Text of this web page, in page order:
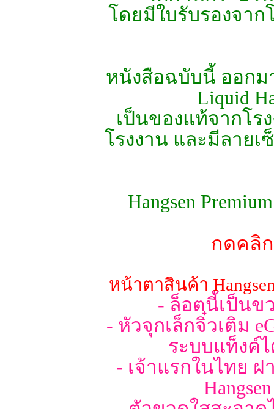
โดยมีใบรับรองจาก
หนังสือฉบับนี้ ออกม
Liquid
เป็นของแท้จากโร
โรงงาน และมีลายเ
Hangsen
กดคลิ
หน้าตาสินค้า
- ล็อตนี้เป็นข
- หัวจุกเล็กจิ๋วเติม
ระบบแท็งค์
- เจ้าแรกในไทย